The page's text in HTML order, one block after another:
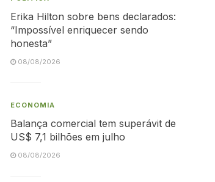
Erika Hilton sobre bens declarados:
“Impossível enriquecer sendo
honesta”
08/08/2026
ECONOMIA
Balança comercial tem superávit de
US$ 7,1 bilhões em julho
08/08/2026